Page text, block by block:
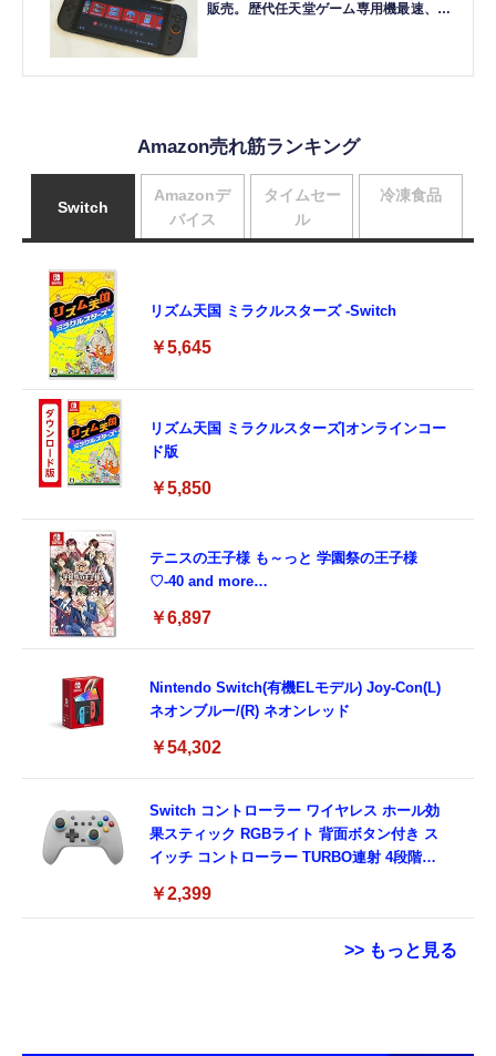
販売。歴代任天堂ゲーム専用機最速、初
Amazon売れ筋ランキング
Switch
リズム天国 ミラクルスターズ -Switch
￥5,645
リズム天国 ミラクルスターズ|オンラインコー
ド版
￥5,850
テニスの王子様 も～っと 学園祭の王子様
♡-40 and more…
￥6,897
Nintendo Switch(有機ELモデル) Joy-Con(L)
ネオンブルー/(R) ネオンレッド
￥54,302
Switch コントローラー ワイヤレス ホール効
果スティック RGBライト 背面ボタン付き ス
イッチ コントローラー TURBO連射 4段階振
リー Switch/Switch2/PC/Android/IOSに対応
￥2,399
>> もっと見る
Amazonデ
バイス
タイムセー
ル
冷凍食品